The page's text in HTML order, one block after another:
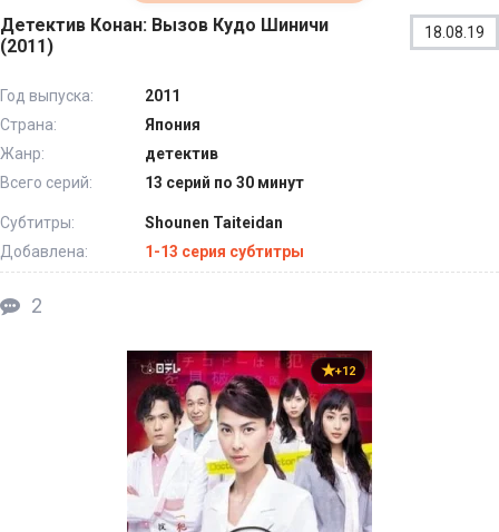
Детектив Конан: Вызов Кудо Шиничи
(2011)
18.08.19
Год выпуска:
2011
Страна:
Япония
Жанр:
детектив
Всего серий:
13 серий по 30 минут
Субтитры:
Shounen Taiteidan
Добавлена:
1-13 серия субтитры
2
+12